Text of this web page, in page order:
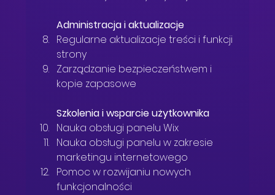
Administracja i aktualizacje
Regularne aktualizacje treści i funkcji
strony
Zarządzanie bezpieczeństwem i
kopie zapasowe
Szkolenia i wsparcie użytkownika
Nauka obsługi panelu Wix
Nauka obsługi panelu w zakresie
marketingu internetowego
Pomoc w rozwijaniu nowych
funkcjonalności